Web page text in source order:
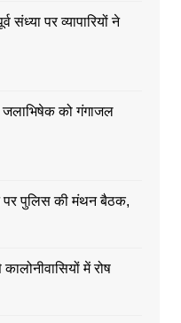
संध्या पर व्यापारियों ने
जलाभिषेक को गंगाजल
पर पुलिस की मंथन बैठक,
में रोष